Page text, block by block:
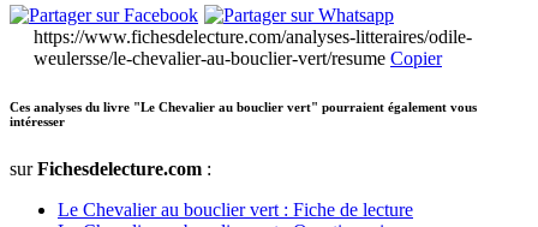
https://www.fichesdelecture.com/analyses-litteraires/odile-
weulersse/le-chevalier-au-bouclier-vert/resume Copier
Ces analyses du livre "Le Chevalier au bouclier vert" pourraient également vous
intéresser
surFichesdelecture.com :
Le Chevalier au bouclier vert : Fiche de lecture